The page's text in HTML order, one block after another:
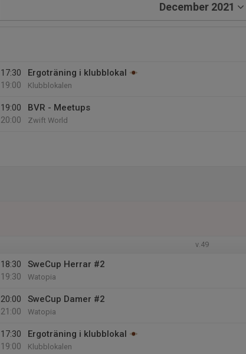
December 2021
17:30
19:00
Ergoträning i klubblokal
Klubblokalen
19:00
20:00
BVR - Meetups
Zwift World
v.49
18:30
19:30
SweCup Herrar #2
Watopia
20:00
21:00
SweCup Damer #2
Watopia
17:30
19:00
Ergoträning i klubblokal
Klubblokalen